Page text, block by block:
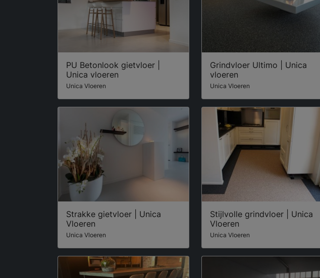
PU Betonlook gietvloer |
Unica vloeren
Unica Vloeren
Grindvloer Ultimo | Unica
vloeren
Unica Vloeren
Strakke gietvloer | Unica
Vloeren
Unica Vloeren
Stijlvolle grindvloer | Unica
Vloeren
Unica Vloeren